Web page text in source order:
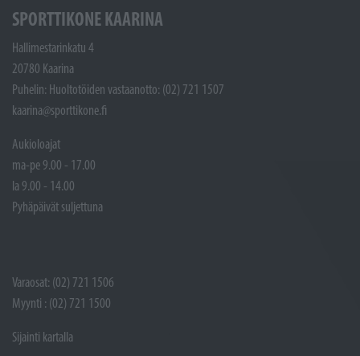
SPORTTIKONE KAARINA
Hallimestarinkatu 4
20780 Kaarina
Puhelin: Huoltotöiden vastaanotto: (02) 721 1507
kaarina@sporttikone.fi
Aukioloajat
ma-pe 9.00 - 17.00
la 9.00 - 14.00
Pyhäpäivät suljettuna
Varaosat: (02) 721 1506
Myynti : (02) 721 1500
Sijainti kartalla